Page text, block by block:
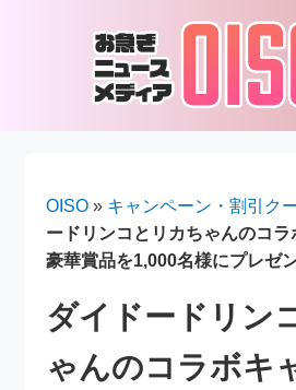
OISO » キャンペーン・割引ク
ードリンコとリカちゃんのコラ
豪華賞品を1,000名様にプレゼ
ダイドードリン
ゃんのコラボキ